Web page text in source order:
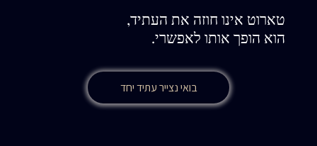
טארוט אינו חוזה את העתיד,
הוא הופך אותו לאפשרי.
בואי נצייר עתיד יחד